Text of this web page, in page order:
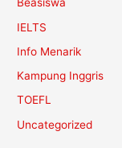
Beasiswa
IELTS
Info Menarik
Kampung Inggris
TOEFL
Uncategorized